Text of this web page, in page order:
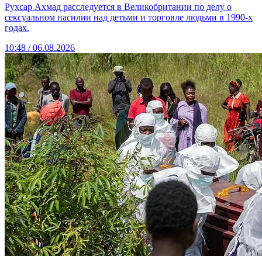
Рухсар Ахмад расследуется в Великобритании по делу о
сексуальном насилии над детьми и торговле людьми в 1990-х
годах.
10:48 / 06.08.2026